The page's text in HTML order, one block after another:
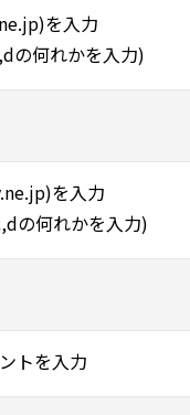
を入力
の何れかを入力)
を入力
の何れかを入力)
トを入力